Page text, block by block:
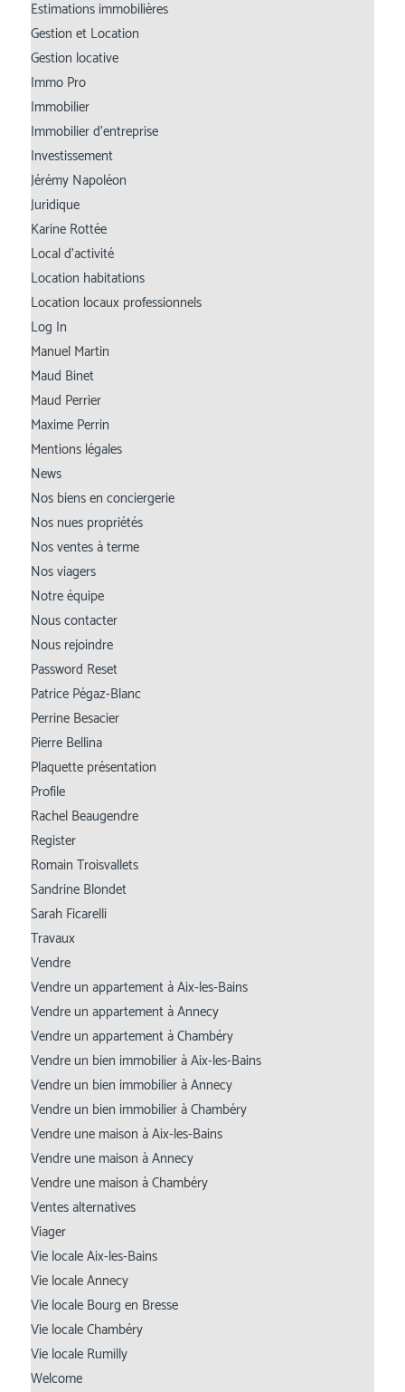
Estimations immobilières
Gestion et Location
Gestion locative
Immo Pro
Immobilier
Immobilier d’entreprise
Investissement
Jérémy Napoléon
Juridique
Karine Rottée
Local d’activité
Location habitations
Location locaux professionnels
Log In
Manuel Martin
Maud Binet
Maud Perrier
Maxime Perrin
Mentions légales
News
Nos biens en conciergerie
Nos nues propriétés
Nos ventes à terme
Nos viagers
Notre équipe
Nous contacter
Nous rejoindre
Password Reset
Patrice Pégaz-Blanc
Perrine Besacier
Pierre Bellina
Plaquette présentation
Profile
Rachel Beaugendre
Register
Romain Troisvallets
Sandrine Blondet
Sarah Ficarelli
Travaux
Vendre
Vendre un appartement à Aix-les-Bains
Vendre un appartement à Annecy
Vendre un appartement à Chambéry
Vendre un bien immobilier à Aix-les-Bains
Vendre un bien immobilier à Annecy
Vendre un bien immobilier à Chambéry
Vendre une maison à Aix-les-Bains
Vendre une maison à Annecy
Vendre une maison à Chambéry
Ventes alternatives
Viager
Vie locale Aix-les-Bains
Vie locale Annecy
Vie locale Bourg en Bresse
Vie locale Chambéry
Vie locale Rumilly
Welcome